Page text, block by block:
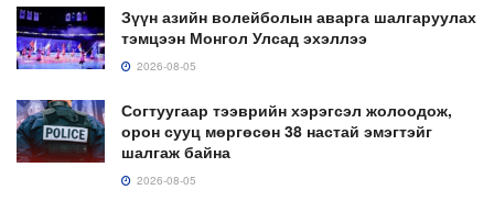
Зүүн азийн волейболын аварга шалгаруулах
тэмцээн Монгол Улсад эхэллээ
2026-08-05
Согтуугаар тээврийн хэрэгсэл жолоодож,
орон сууц мөргөсөн 38 настай эмэгтэйг
шалгаж байна
2026-08-05